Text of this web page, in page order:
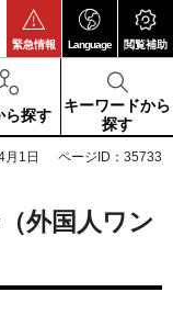
緊急情報 Language 閲覧補助
ら探す
キーワードから
探す
月1日 ページID：35733
外国人ワン